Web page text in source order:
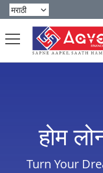
होम
Turn Your